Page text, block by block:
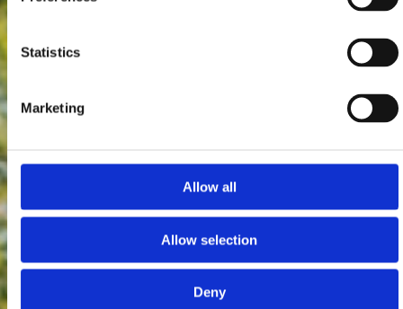
Statistics
Marketing
Allow all
Allow selection
Deny